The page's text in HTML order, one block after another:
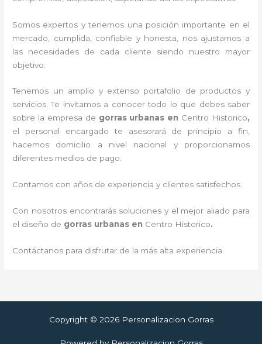
Somos expertos y tenemos una posición importante en el
mercado, cumplida, confiable y honesta, nos ajustamos a
las necesidades de cada cliente siendo nuestro mayor
objetivo.
Tenemos un amplio y extenso portafolio de productos y
servicios. Te invitamos a conocer todo lo que debes saber
sobre la empresa de gorras urbanas en Centro Historico,
el personal encargado te asesorará de principio a fin,
hacemos domicilio a nivel nacional y proporcionamos
diferentes medios de pago.
Contamos con años de experiencia y clientes satisfechos.
Con nosotros encontrarás soluciones y el mejor aliado para
el diseño de gorras urbanas en Centro Historico.
Contáctanos para disfrutar de la más alta experiencia.
Copyright © 2026 Personalizacion Gorras